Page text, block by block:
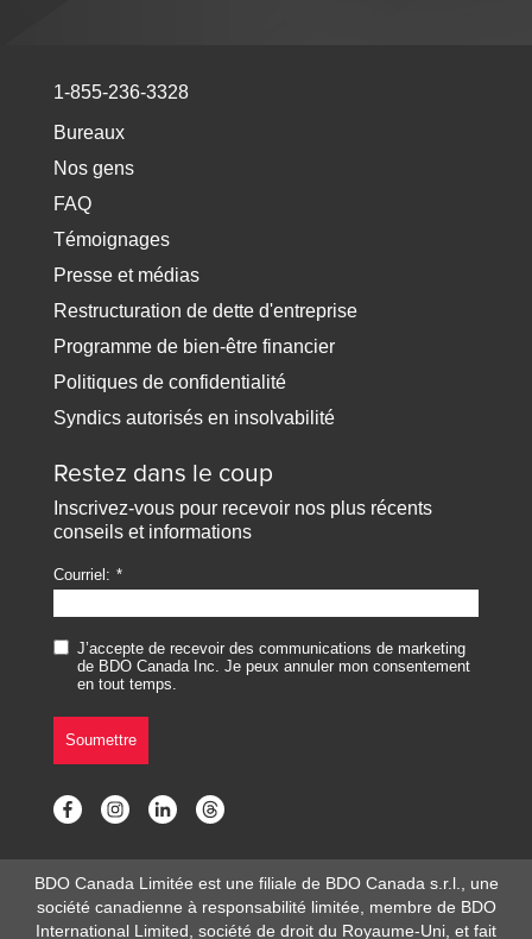
1-855-236-3328
Bureaux
Nos gens
FAQ
Témoignages
Presse et médias
Restructuration de dette d'entreprise
Programme de bien-être financier
Politiques de confidentialité
Syndics autorisés en insolvabilité
Restez dans le coup
Inscrivez-vous pour recevoir nos plus récents
conseils et informations
Courriel:
J’accepte de recevoir des communications de marketing
de BDO Canada Inc. Je peux annuler mon consentement
en tout temps.
Soumettre
BDO Canada Limitée est une filiale de BDO Canada s.r.l., une
société canadienne à responsabilité limitée, membre de BDO
International Limited, société de droit du Royaume-Uni, et fait